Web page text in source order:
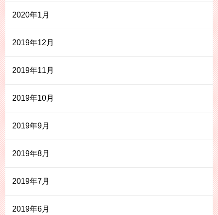
2020年1月
2019年12月
2019年11月
2019年10月
2019年9月
2019年8月
2019年7月
2019年6月